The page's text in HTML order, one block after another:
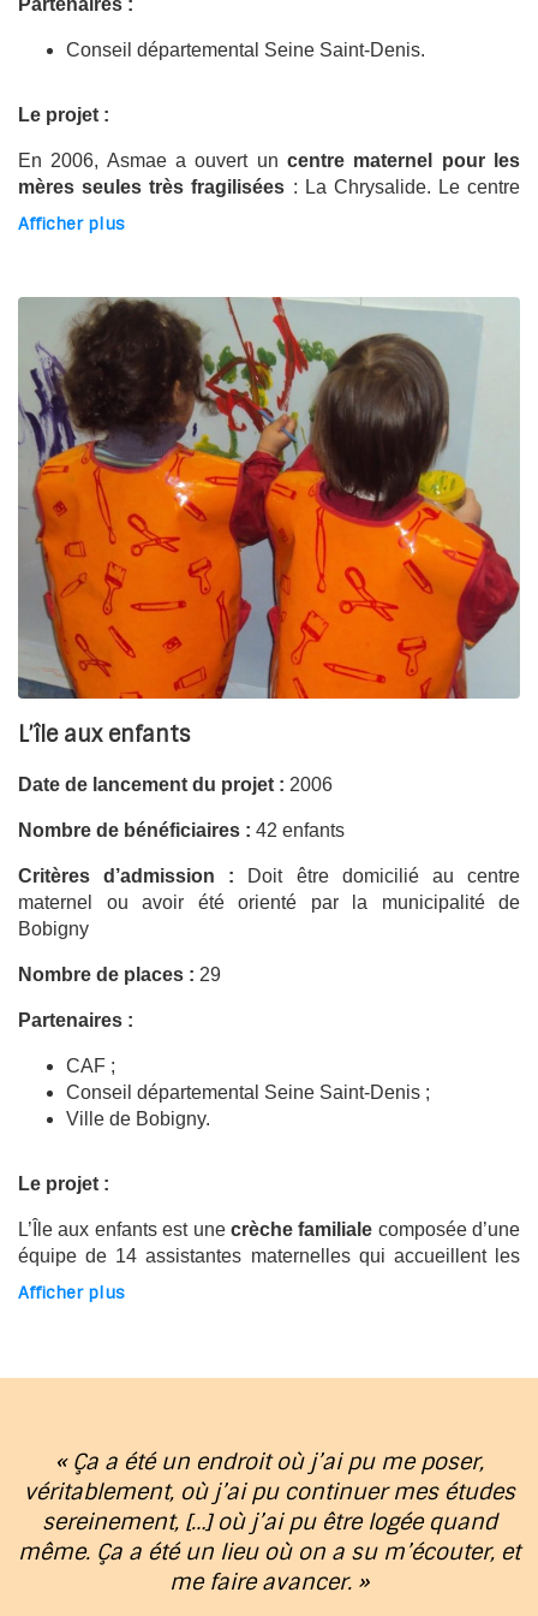
Partenaires :
Conseil départemental Seine Saint-Denis.
Le projet :
En 2006, Asmae a ouvert un centre maternel pour les
mères seules très fragilisées : La Chrysalide. Le centre
accueille des jeunes mères en difficultés avec des
parcours d’errances, qui ont vécu des violences dans leur
maternel un cadre bienveillant afin qu’une relation de
confiance se mette en place. Il s’agit d’un
lieu de vie
sécurisant permettant dereprendre confiance en leurs
capacités à construire un projet de vie et de reprendre
une place dans la société. C’est à travers un
accompagnement social global, un soutien psychologique
et des ateliers à médiation en collectif qu’elles se
reconstruisent progressivement. Il s’agit également
d’accompagner les premières années la vie des
enfants
, fondamentales pour leur développement, et de
travailler sur le lien mère-enfant. C’est enfin tout un travail
pour apprendre aux mères à se protéger et protéger leur s
enfant
s, qui va leur permettre d’accepter leur parcours pour
mieux remplir leur rôle de mères. La Chrysalide accueille
actuellement 24 mères et 34 enfants.
Afficher plus
L’île aux enfants
Date de lancement du projet : 2006
Nombre de bénéficiaires : 42 enfants
Critères d’admission : Doit être domicilié au centre
maternel ou avoir été orienté par la municipalité de
Bobigny
Nombre de places : 29
Partenaires :
CAF ;
Conseil départemental Seine Saint-Denis ;
Ville de Bobigny.
Le projet :
L’Île aux enfants est une crèche familiale composée d’une
équipe de 14 assistantes maternelles qui accueillent les
enfants à leur domicile et qui sont accompagnées dans
leur travail par une cheffe de service, 2 éducatrices de
professionnelles veillent au bien-être et au bon
développement de l’enfant tout en adoptantune posture
bienveillante, à l’écoute et respectueuse. L’équipe se
montre empathique, compréhensive et n’émet pas de
jugement. Une attention particulière est portée sur le jeu
Afficher plus
« Ça a été un endroit où j’ai pu me poser,
véritablement, où j’ai pu continuer mes études
sereinement, […] où j’ai pu être logée quand
même. Ça a été un lieu où on a su m’écouter, et
me faire avancer. »